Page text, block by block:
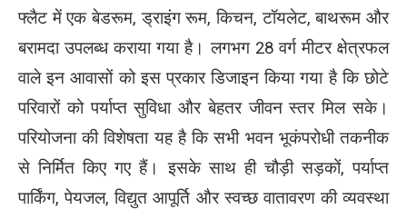
फ्लैट में एक बेडरूम, ड्राइंग रूम, किचन, टॉयलेट, बाथरूम और
बरामदा उपलब्ध कराया गया है। लगभग 28 वर्ग मीटर क्षेत्रफल
वाले इन आवासों को इस प्रकार डिजाइन किया गया है कि छोटे
परिवारों को पर्याप्त सुविधा और बेहतर जीवन स्तर मिल सके।
परियोजना की विशेषता यह है कि सभी भवन भूकंपरोधी तकनीक
से निर्मित किए गए हैं। इसके साथ ही चौड़ी सड़कों, पर्याप्त
पार्किंग, पेयजल, विद्युत आपूर्ति और स्वच्छ वातावरण की व्यवस्था